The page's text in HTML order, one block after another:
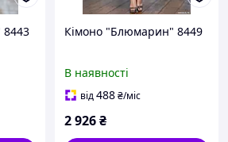
Кімоно "Блюмарин" 8449
В наявності
від488₴/міс
2 926₴